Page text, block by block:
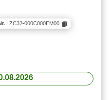
: ZC32-000C000EM00